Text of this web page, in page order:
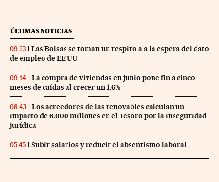
ÚLTIMAS NOTICIAS
09:33
Las Bolsas se toman un respiro a a la espera del dato
de empleo de EE UU
09:14
La compra de viviendas en junio pone fin a cinco
meses de caídas al crecer un 1,6%
08:43
Los acreedores de las renovables calculan un
impacto de 6.000 millones en el Tesoro por la inseguridad
jurídica
05:45 Subir salarios y reducir el absentismo laboral